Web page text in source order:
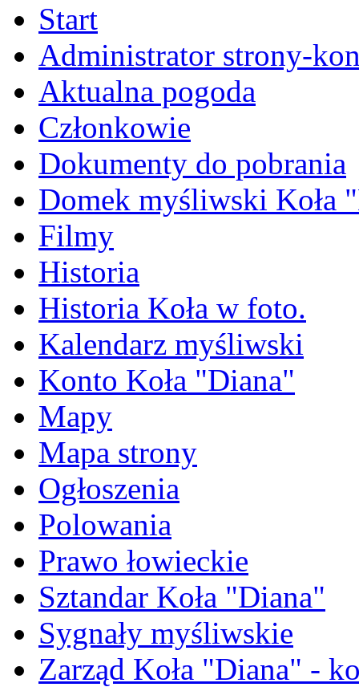
Start
Administrator strony-
Aktualna pogoda
Członkowie
Dokumenty do pobrania
Domek myśliwski Koła
Filmy
Historia
Historia Koła w foto.
Kalendarz myśliwski
Konto Koła "Diana"
Mapy
Mapa strony
Ogłoszenia
Polowania
Prawo łowieckie
Sztandar Koła "Diana"
Sygnały myśliwskie
Zarząd Koła "Diana" -